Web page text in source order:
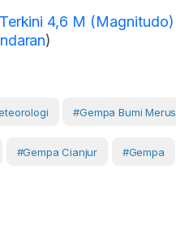
4,6 M
)
#gempa Bumi
#gempa Cianjur #gempa